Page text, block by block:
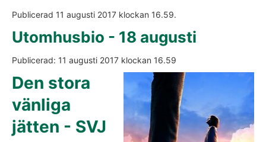
Publicerad 11 augusti 2017 klockan 16.59.
Utomhusbio - 18 augusti
Publicerad: 11 augusti 2017 klockan 16.59
Den stora
vänliga
jätten - SVJ